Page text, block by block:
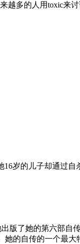
越多的人用toxic来
岁的儿子却通过
版了她的第六部自
的自传的一个最